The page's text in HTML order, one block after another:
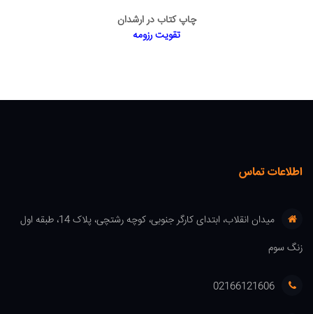
چاپ کتاب در ارشدان
تقویت رزومه
اطلاعات تماس
میدان انقلاب، ابتدای کارگر جنوبی، کوچه رشتچی، پلاک 14، طبقه اول
زنگ سوم
02166121606